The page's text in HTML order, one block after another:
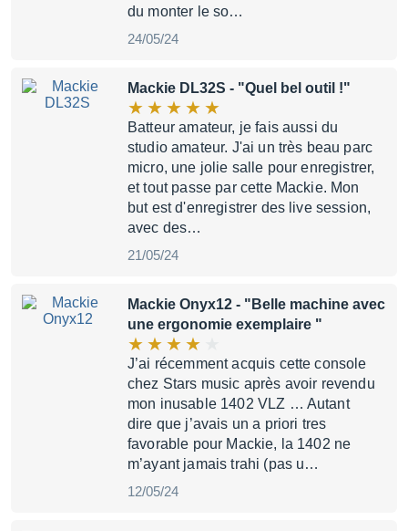
du monter le so…
24/05/24
Mackie DL32S - "Quel bel outil !"
Batteur amateur, je fais aussi du
studio amateur. J'ai un très beau parc
micro, une jolie salle pour enregistrer,
et tout passe par cette Mackie. Mon
but est d'enregistrer des live session,
avec des…
21/05/24
Mackie Onyx12 - "Belle machine avec
une ergonomie exemplaire "
J’ai récemment acquis cette console
chez Stars music après avoir revendu
mon inusable 1402 VLZ … Autant
dire que j’avais un a priori tres
favorable pour Mackie, la 1402 ne
m’ayant jamais trahi (pas u…
12/05/24